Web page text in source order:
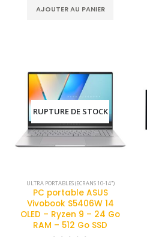
AJOUTER AU PANIER
RUPTURE DE STOCK
ULTRA PORTABLES (ECRANS 10-14")
PC portable ASUS
Vivobook S5406W 14
OLED – Ryzen 9 – 24 Go
RAM – 512 Go SSD